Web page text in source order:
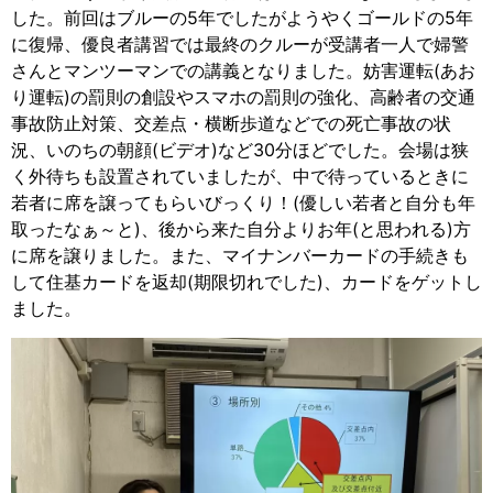
した。前回はブルーの5年でしたがようやくゴールドの5年
に復帰、優良者講習では最終のクルーが受講者一人で婦警
さんとマンツーマンでの講義となりました。妨害運転(あお
り運転)の罰則の創設やスマホの罰則の強化、高齢者の交通
事故防止対策、交差点・横断歩道などでの死亡事故の状
況、いのちの朝顔(ビデオ)など30分ほどでした。会場は狭
く外待ちも設置されていましたが、中で待っているときに
若者に席を譲ってもらいびっくり！(優しい若者と自分も年
取ったなぁ～と)、後から来た自分よりお年(と思われる)方
に席を譲りました。また、マイナンバーカードの手続きも
して住基カードを返却(期限切れでした)、カードをゲットし
ました。